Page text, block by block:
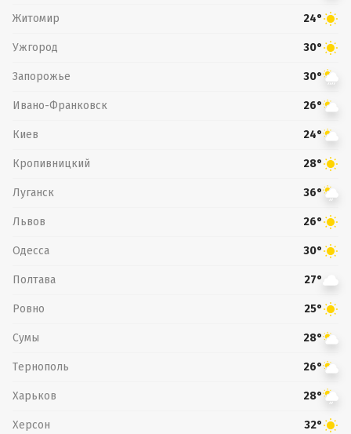
Житомир 24°
Ужгород 30°
Запорожье 30°
Ивано-Франковск 26°
Киев 24°
Кропивницкий 28°
Луганск 36°
Львов 26°
Одесса 30°
Полтава 27°
Ровно 25°
Сумы 28°
Тернополь 26°
Харьков 28°
Херсон 32°